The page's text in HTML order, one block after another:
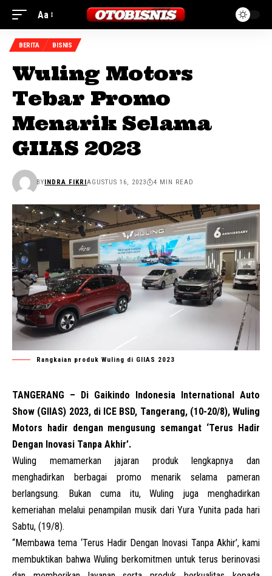
Aa
BERITA BISNIS
Wuling Motors
Tebar Promo
Menarik Selama
GIIAS 2023
BYINDRA FIKRIAGUSTUS 16, 2023 4 MIN READ
Rangkaian produk Wuling di GIIAS 2023
TANGERANG – Di Gaikindo Indonesia International Auto
Show (GIIAS) 2023, di ICE BSD, Tangerang, (10-20/8), Wuling
Motors hadir dengan mengusung semangat ‘Terus Hadir
Dengan Inovasi Tanpa Akhir’.
Wuling memamerkan jajaran produk lengkapnya dan
menghadirkan berbagai promo menarik selama pameran
berlangsung. Bukan cuma itu, Wuling juga menghadirkan
kemeriahan melalui penampilan musik dari Yura Yunita pada hari
Sabtu, (19/8).
“Membawa tema ‘Terus Hadir Dengan Inovasi Tanpa Akhir’, kami
membuktikan bahwa Wuling berkomitmen untuk terus berinovasi